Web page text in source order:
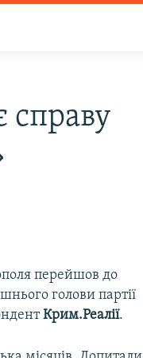
справу
перейшов до
голови партії
Крим.Реалії.